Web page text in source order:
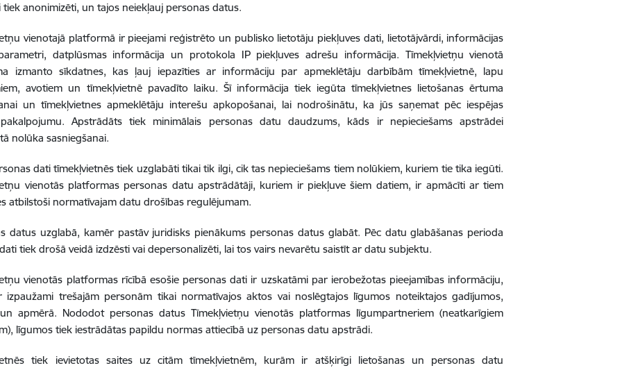
tiek anonimizēti, un tajos neiekļauj personas datus.
vienotajā platformā ir pieejami reģistrēto un publisko lietotāju piekļuves dati, lietotājvārdi, informācijas
datplūsmas informācija un protokola IP piekļuves adrešu informācija. Tīmekļvietņu vienotā
izmanto sīkdatnes, kas ļauj iepazīties ar informāciju par apmeklētāju darbībām tīmekļvietnē, lapu
avotiem un tīmekļvietnē pavadīto laiku. Šī informācija tiek iegūta tīmekļvietnes lietošanas ērtuma
un tīmekļvietnes apmeklētāju interešu apkopošanai, lai nodrošinātu, ka jūs saņemat pēc iespējas
Apstrādāts tiek minimālais personas datu daudzums, kāds ir nepieciešams apstrādei
nolūka sasniegšanai.
dati tīmekļvietnēs tiek uzglabāti tikai tik ilgi, cik tas nepieciešams tiem nolūkiem, kuriem tie tika iegūti.
vienotās platformas personas datu apstrādātāji, kuriem ir piekļuve šiem datiem, ir apmācīti ar tiem
atbilstoši normatīvajam datu drošības regulējumam.
datus uzglabā, kamēr pastāv juridisks pienākums personas datus glabāt. Pēc datu glabāšanas perioda
tiek drošā veidā izdzēsti vai depersonalizēti, lai tos vairs nevarētu saistīt ar datu subjektu.
vienotās platformas rīcībā esošie personas dati ir uzskatāmi par ierobežotas pieejamības informāciju,
trešajām personām tikai normatīvajos aktos vai noslēgtajos līgumos noteiktajos gadījumos,
apmērā. Nododot personas datus Tīmekļvietņu vienotās platformas līgumpartneriem (neatkarīgiem
līgumos tiek iestrādātas papildu normas attiecībā uz personas datu apstrādi.
tiek ievietotas saites uz citām tīmekļvietnēm, kurām ir atšķirīgi lietošanas un personas datu